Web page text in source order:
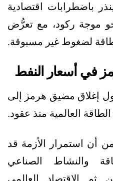
باضطرابات اقتصادية
موجة ركود، مع تعرُّض
لضغوط غير مسبوقة.
في أسعار النفط
إغلاق مضيق هرمز إلى
العالمية منذ عقود.
أن استمرار الأزمة قد
والنشاط الصناعي
ثم الاقتصاد العالمي